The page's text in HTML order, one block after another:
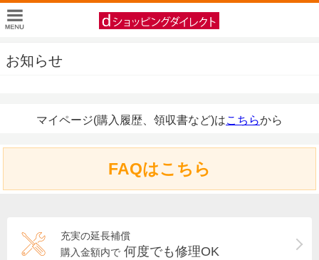
お知らせ
マイページ(購入履歴、領収書など)はこちらから
FAQはこちら
充実の延長補償
購入金額内で 何度でも修理OK